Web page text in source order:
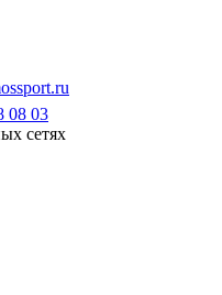
08 03
сетях